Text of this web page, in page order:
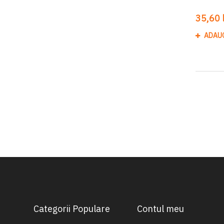
35,60
Categorii Populare Contul meu